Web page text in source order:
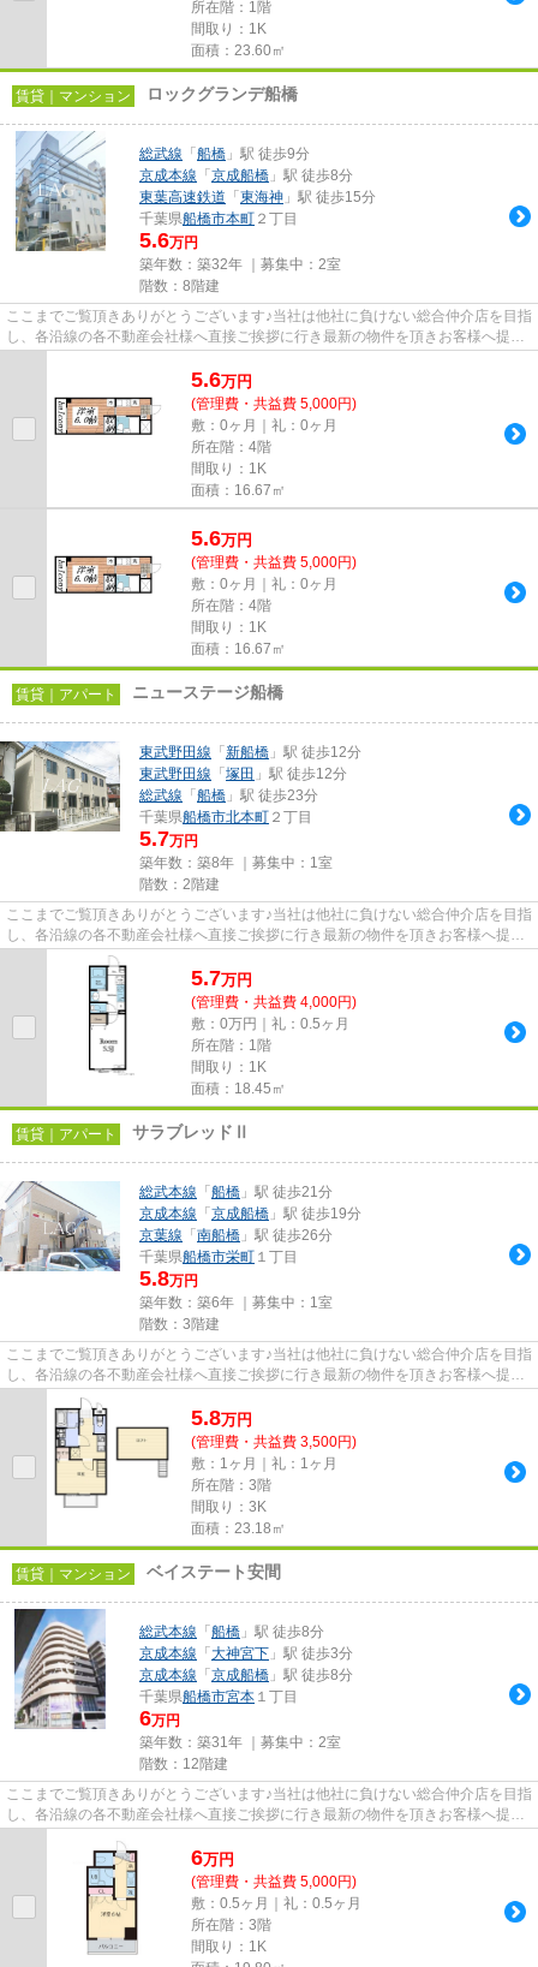
所在階：1階
間取り：1K
面積：23.60㎡
賃貸｜マンション ロックグランデ船橋
総武線 「 船橋 」駅 徒歩9分
京成本線 「 京成船橋 」駅 徒歩8分
東葉高速鉄道 「 東海神 」駅 徒歩15分
千葉県船橋市本町 ２丁目
5.6万円
築年数：築32年 ｜募集中： 2室
階数：8階建
ここまでご覧頂きありがとうございます♪当社は他社に負けない総合仲介店を目指
し、各沿線の各不動産会社様へ直接ご挨拶に行き最新の物件を頂きお客様へ提供
5.6万円
(管理費・共益費 5,000円)
敷：0ヶ月｜礼：0ヶ月
所在階：4階
間取り：1K
面積：16.67㎡
5.6万円
(管理費・共益費 5,000円)
敷：0ヶ月｜礼：0ヶ月
所在階：4階
間取り：1K
面積：16.67㎡
賃貸｜アパート ニューステージ船橋
東武野田線 「 新船橋 」駅 徒歩12分
東武野田線 「 塚田 」駅 徒歩12分
総武線 「 船橋 」駅 徒歩23分
千葉県船橋市北本町 ２丁目
5.7万円
築年数：築8年 ｜募集中： 1室
階数：2階建
ここまでご覧頂きありがとうございます♪当社は他社に負けない総合仲介店を目指
し、各沿線の各不動産会社様へ直接ご挨拶に行き最新の物件を頂きお客様へ提供
しております！最新の情報は...
5.7万円
(管理費・共益費 4,000円)
敷：0万円｜礼：0.5ヶ月
所在階：1階
間取り：1K
面積：18.45㎡
賃貸｜アパート サラブレッドⅡ
総武本線 「 船橋 」駅 徒歩21分
京成本線 「 京成船橋 」駅 徒歩19分
京葉線 「 南船橋 」駅 徒歩26分
千葉県船橋市栄町 １丁目
5.8万円
築年数：築6年 ｜募集中： 1室
階数：3階建
ここまでご覧頂きありがとうございます♪当社は他社に負けない総合仲介店を目指
し、各沿線の各不動産会社様へ直接ご挨拶に行き最新の物件を頂きお客様へ提供
しております！最新の情報は...
5.8万円
(管理費・共益費 3,500円)
敷：1ヶ月｜礼：1ヶ月
所在階：3階
間取り：3K
面積：23.18㎡
賃貸｜マンション ベイステート安間
総武本線 「 船橋 」駅 徒歩8分
京成本線 「 大神宮下 」駅 徒歩3分
京成本線 「 京成船橋 」駅 徒歩8分
千葉県船橋市宮本 １丁目
6万円
築年数：築31年 ｜募集中： 2室
階数：12階建
ここまでご覧頂きありがとうございます♪当社は他社に負けない総合仲介店を目指
し、各沿線の各不動産会社様へ直接ご挨拶に行き最新の物件を頂きお客様へ提供
6万円
(管理費・共益費 5,000円)
敷：0.5ヶ月｜礼：0.5ヶ月
所在階：3階
間取り：1K